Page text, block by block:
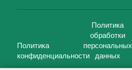
Политика
конфиденциальности
Политика
обработки
персональных
данных